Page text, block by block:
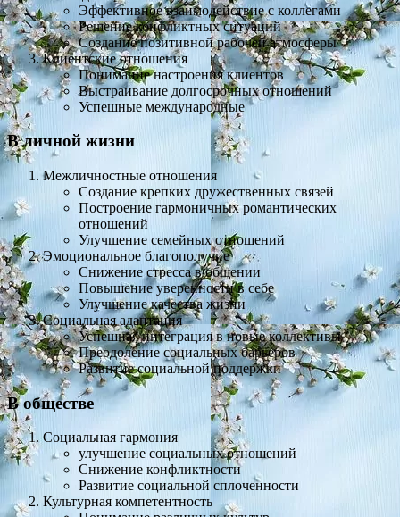
Эффективное взаимодействие с коллегами
Решение конфликтных ситуаций
Создание позитивной рабочей атмосферы
Клиентские отношения
Понимание настроения клиентов
Выстраивание долгосрочных отношений
Успешные международные
В личной жизни
Межличностные отношения
Создание крепких дружественных связей
Построение гармоничных романтических
отношений
Улучшение семейных отношений
Эмоциональное благополучие
Снижение стресса в общении
Повышение уверенности в себе
Улучшение качества жизни
Социальная адаптация
Успешная интеграция в новые коллективы
Преодоление социальных барьеров
Развитие социальной поддержки
В обществе
Социальная гармония
улучшение социальных отношений
Снижение конфликтности
Развитие социальной сплоченности
Культурная компетентность